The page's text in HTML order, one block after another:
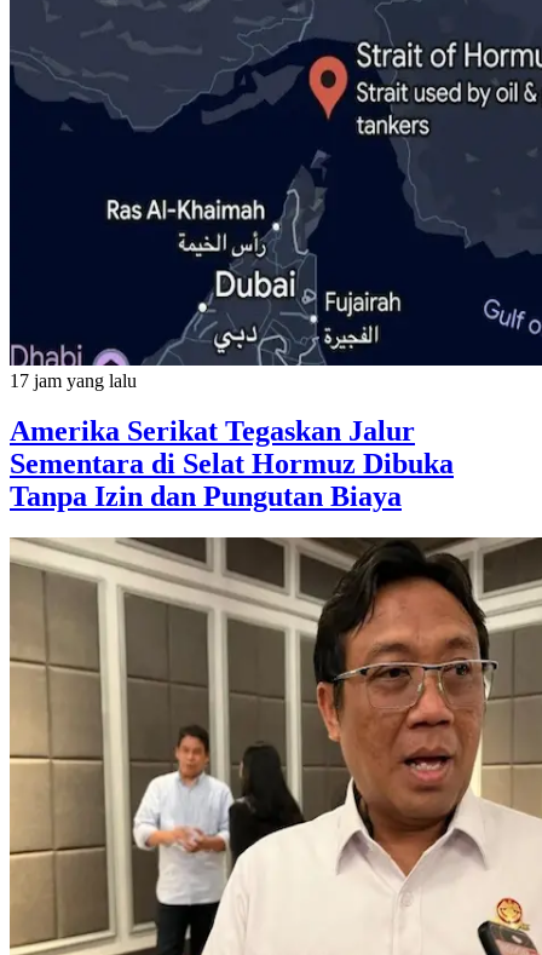
17 jam yang lalu
Amerika Serikat Tegaskan Jalur
Sementara di Selat Hormuz Dibuka
Tanpa Izin dan Pungutan Biaya